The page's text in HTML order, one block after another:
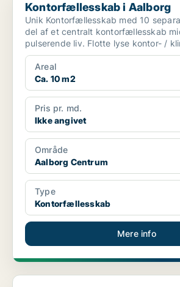
Kontorfællesskab i Aalborg
Unik Kontorfællesskab med 10 separate
del af et centralt kontorfællesskab
pulserende liv. Flotte lyse kontor- /
Areal
Ca. 10 m2
Pris pr. md.
Ikke angivet
Område
Aalborg Centrum
Type
Kontorfællesskab
Mere info
Kontor i Aalborg